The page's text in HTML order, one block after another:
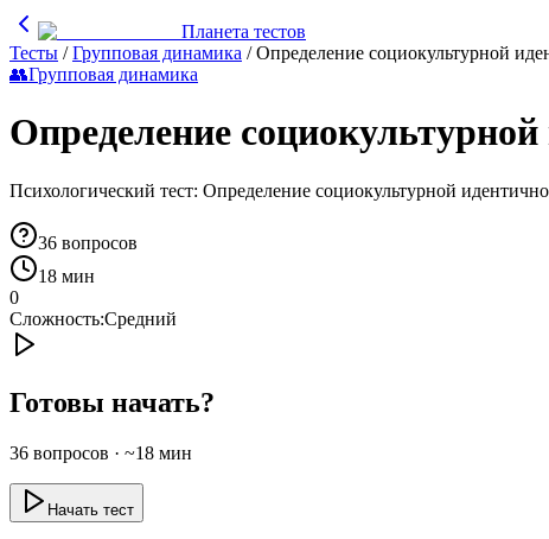
Планета тестов
Тесты /Групповая динамика /Определение социокультурной
👥Групповая динамика
Определение
Психологический тест: Определение социокультурной
36 вопросов
18 мин
0
Сложность:Средний
Готовы начать?
36 вопросов · ~18 мин
Начать тест